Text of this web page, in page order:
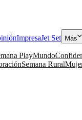
ImpresaJet Set Más
PlayMundo
Semana Rural